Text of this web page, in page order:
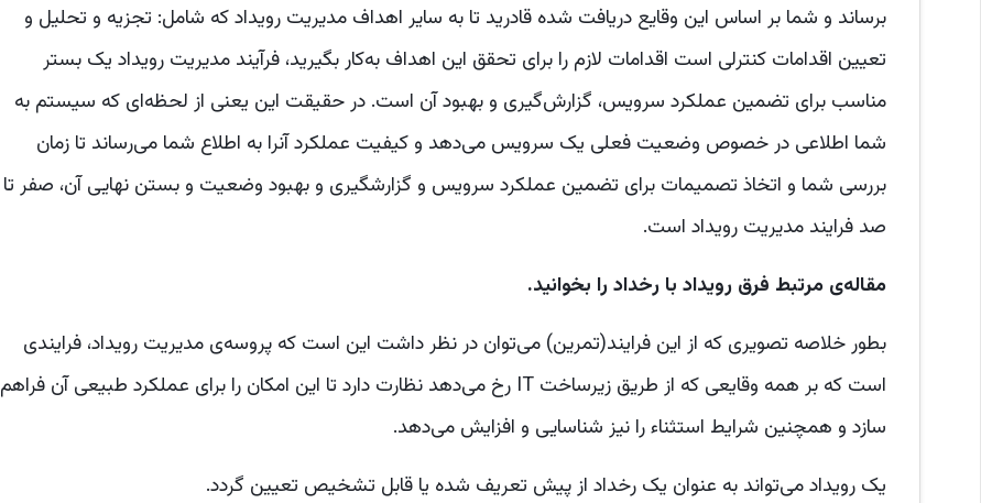
برساند و شما بر اساس این وقایع دریافت شده قادرید تا به سایر اهداف مدیریت رویداد که شامل: تجزیه و تحلیل و
تعیین اقدامات کنترلی است اقدامات لازم را برای تحقق این اهداف به‌کار بگیرید، فرآیند مدیریت رویداد یک بستر
مناسب برای تضمین عملکرد سرویس، گزارش‌گیری و بهبود آن است. در حقیقت این یعنی از لحظه‌ای که سیستم به
شما اطلاعی در خصوص وضعیت فعلی یک سرویس می‌دهد و کیفیت عملکرد آنرا به اطلاع شما می‌رساند تا زمان
بررسی شما و اتخاذ تصمیمات برای تضمین عملکرد سرویس و گزارشگیری و بهبود وضعیت و بستن نهایی آن، صفر تا
صد فرایند مدیریت رویداد است.
مقاله‌ی مرتبط فرق رویداد با رخداد را بخوانید.
بطور خلاصه تصویری که از این فرایند(تمرین) می‌توان در نظر داشت این است که پروسه‌ی مدیریت رویداد، فرایندی
است که بر همه وقایعی که از طریق زیرساخت IT رخ می‌دهد نظارت دارد تا این امکان را برای عملکرد طبیعی آن فراهم
سازد و همچنین شرایط استثناء را نیز شناسایی و افزایش می‌دهد.
یک رویداد می‌تواند به عنوان یک رخداد از پیش تعریف شده یا قابل تشخیص تعیین گردد.